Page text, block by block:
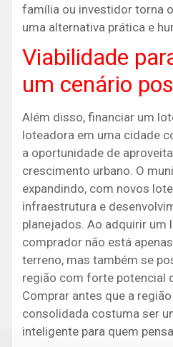
família ou investidor torna
uma alternativa prática e
Viabilidade
um cenário
Além disso, financiar um
loteadora em uma cidade
a oportunidade de
crescimento urbano. O
expandindo, com novos
infraestrutura e
planejados. Ao adquirir um
comprador não está
terreno, mas também se
região com forte potencial
Comprar antes que a
consolidada costuma ser
inteligente para quem